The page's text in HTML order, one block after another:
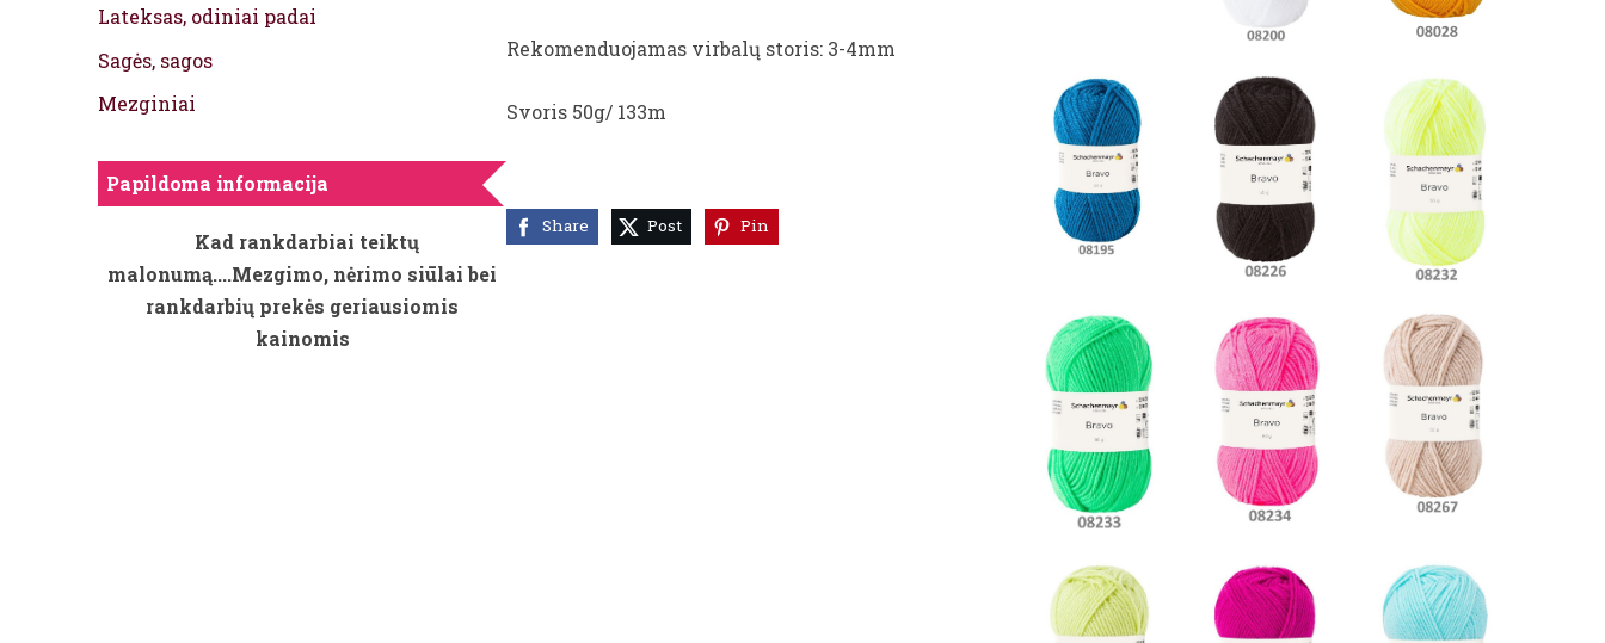
Lateksas, odiniai padai
Sagės, sagos
Mezginiai
Papildoma informacija
Kad rankdarbiai teiktų
malonumą....Mezgimo, nėrimo siūlai bei
rankdarbių prekės geriausiomis
kainomis
Rekomenduojamas virbalų storis: 3-4mm
Svoris 50g/ 133m
Share Post Pin